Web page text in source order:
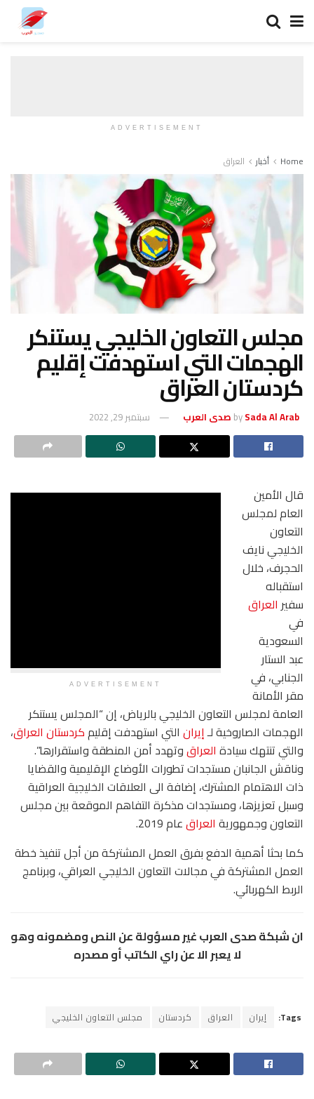
ADVERTISEMENT
Home أخبار العراق
مجلس التعاون الخليجي يستنكر
الهجمات التي استهدفت إقليم
كردستان العراق
bySada Al Arab صدى العرب سبتمبر 29, 2022
ADVERTISEMENT
قال الأمين
العام لمجلس
التعاون
الخليجي نايف
الحجرف، خلال
استقباله
سفير العراق
في
السعودية
عبد الستار
الجنابي، في
مقر الأمانة
العامة لمجلس التعاون الخليجي بالرياض، إن “المجلس يستنكر
الهجمات الصاروخية لـإيران التي استهدفت إقليمكردستان العراق،
والتي تنتهك سيادة العراقوتهدد أمن المنطقة واستقرارها”.
وناقش الجانبان مستجدات تطورات الأوضاع الإقليمية والقضايا
ذات الاهتمام المشترك، إضافة الى العلاقات الخليجية العراقية
وسبل تعزيزها، ومستجدات مذكرة التفاهم الموقعة بين مجلس
التعاون وجمهورية العراقعام 2019.
كما بحثا أهمية الدفع بفرق العمل المشتركة من أجل تنفيذ خطة
العمل المشتركة في مجالات التعاون الخليجي العراقي، وبرنامج
الربط الكهربائي.
ان شبكة صدى العرب غير مسؤولة عن النص ومضمونه وهو
لا يعبر الا عن راي الكاتب أو مصدره
Tags: إيران العراق كردستان مجلس التعاون الخليجي